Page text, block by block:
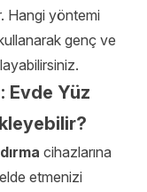
Hangi yöntemi
genç ve
Evde Yüz
cihazlarına
etmenizi